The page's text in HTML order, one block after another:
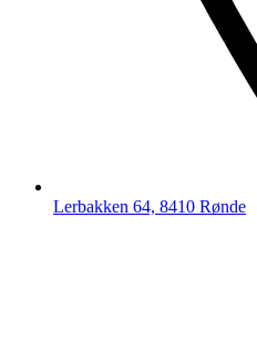
Lerbakken 64, 8410 Rønde